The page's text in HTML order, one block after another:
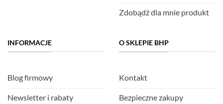
Zdobądź dla mnie produkt
INFORMACJE
Blog firmowy
Newsletter i rabaty
O SKLEPIE BHP
Kontakt
Bezpieczne zakupy